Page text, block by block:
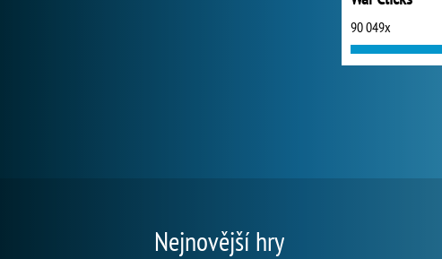
90 049x
Nejnovější hry